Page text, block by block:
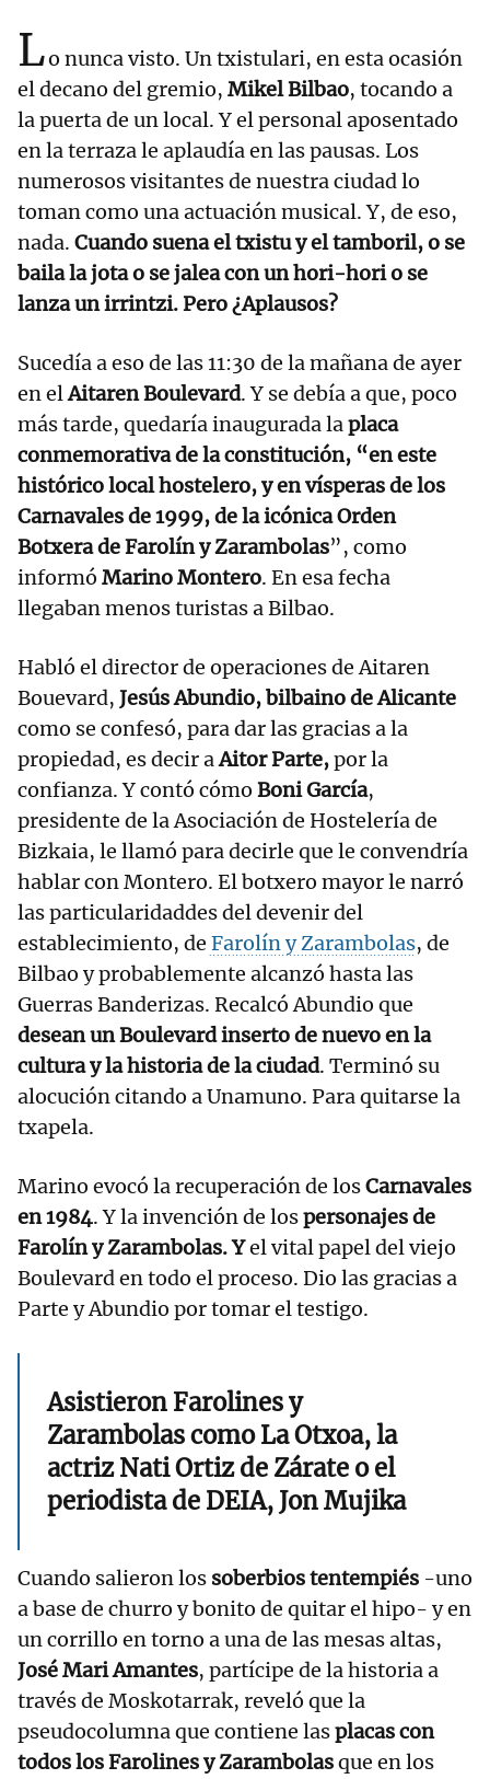
Lo nunca visto. Un txistulari, en esta ocasión
el decano del gremio, Mikel Bilbao, tocando a
la puerta de un local. Y el personal aposentado
en la terraza le aplaudía en las pausas. Los
numerosos visitantes de nuestra ciudad lo
toman como una actuación musical. Y, de eso,
nada. Cuando suena el txistu y el tamboril, o se
baila la jota o se jalea con un hori-hori o se
lanza un irrintzi. Pero ¿Aplausos?
Sucedía a eso de las 11:30 de la mañana de ayer
en elAitaren Boulevard. Y se debía a que, poco
más tarde, quedaría inaugurada laplaca
conmemorativa de la constitución, “en este
histórico local hostelero, y en vísperas de los
Carnavales de 1999, de la icónica Orden
Botxera de Farolín y Zarambolas”, como
informó Marino Montero. En esa fecha
llegaban menos turistas a Bilbao.
Habló el director de operaciones de Aitaren
Bouevard, Jesús Abundio, bilbaino de Alicante
como se confesó, para dar las gracias a la
propiedad, es decir aAitor Parte,por la
confianza. Y contó cómo Boni García,
presidente de la Asociación de Hostelería de
Bizkaia, le llamó para decirle que le convendría
hablar con Montero. El botxero mayor le narró
las particularidaddes del devenir del
establecimiento, de Farolín y Zarambolas, de
Bilbao y probablemente alcanzó hasta las
Guerras Banderizas. Recalcó Abundio que
desean un Boulevard inserto de nuevo en la
cultura y la historia de la ciudad. Terminó su
alocución citando a Unamuno. Para quitarse la
txapela.
Marino evocó la recuperación de losCarnavales
en 1984. Y la invención de lospersonajes de
Farolín y Zarambolas. Yel vital papel del viejo
Boulevard en todo el proceso. Dio las gracias a
Parte y Abundio por tomar el testigo.
Asistieron Farolines y
Zarambolas como La Otxoa, la
actriz Nati Ortiz de Zárate o el
periodista de DEIA, Jon Mujika
Cuando salieron los soberbios tentempiés -uno
a base de churro y bonito de quitar el hipo- y en
un corrillo en torno a una de las mesas altas,
José Mari Amantes, partícipe de la historia a
través de Moskotarrak, reveló que la
pseudocolumna que contiene lasplacas con
todos los Farolines y Zarambolasque en los